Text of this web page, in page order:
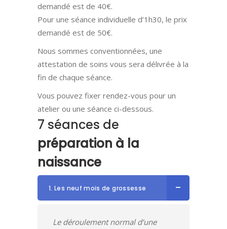
demandé est de 40€.
Pour une séance individuelle d’1h30, le prix
demandé est de 50€.
Nous sommes conventionnées, une
attestation de soins vous sera délivrée à la
fin de chaque séance.
Vous pouvez fixer rendez-vous pour un
atelier ou une séance ci-dessous.
7 séances de
préparation à la
naissance
1. Les neuf mois de grossesse
Le déroulement normal d’une